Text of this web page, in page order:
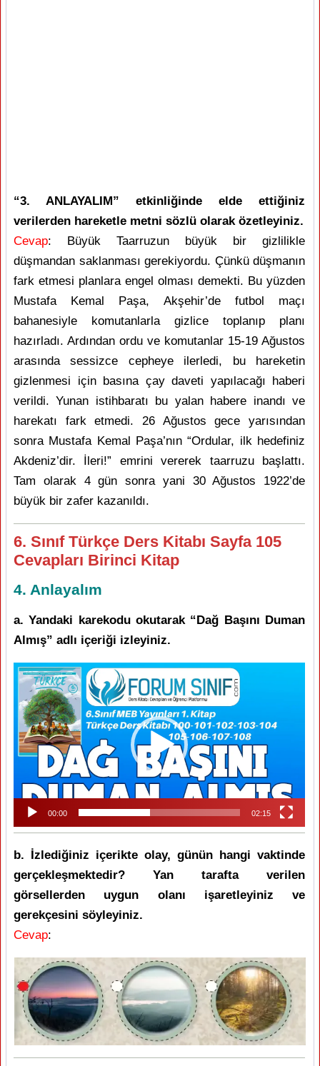
“3. ANLAYALIM” etkinliğinde elde ettiğiniz
verilerden hareketle metni sözlü olarak özetleyiniz.
Cevap: Büyük Taarruzun büyük bir gizlilikle
düşmandan saklanması gerekiyordu. Çünkü düşmanın
fark etmesi planlara engel olması demekti. Bu yüzden
Mustafa Kemal Paşa, Akşehir’de futbol maçı
bahanesiyle komutanlarla gizlice toplanıp planı
hazırladı. Ardından ordu ve komutanlar 15-19 Ağustos
arasında sessizce cepheye ilerledi, bu hareketin
gizlenmesi için basına çay daveti yapılacağı haberi
verildi. Yunan istihbaratı bu yalan habere inandı ve
harekatı fark etmedi. 26 Ağustos gece yarısından
sonra Mustafa Kemal Paşa’nın “Ordular, ilk hedefiniz
Akdeniz’dir. İleri!” emrini vererek taarruzu başlattı.
Tam olarak 4 gün sonra yani 30 Ağustos 1922’de
büyük bir zafer kazanıldı.
6. Sınıf Türkçe Ders Kitabı Sayfa 105
Cevapları Birinci Kitap
4. Anlayalım
a. Yandaki karekodu okutarak “Dağ Başını Duman
Almış” adlı içeriği izleyiniz.
Video
oynatıcı
00:00 02:15
b. İzlediğiniz içerikte olay, günün hangi vaktinde
gerçekleşmektedir? Yan tarafta verilen
görsellerden uygun olanı işaretleyiniz ve
gerekçesini söyleyiniz.
Cevap: